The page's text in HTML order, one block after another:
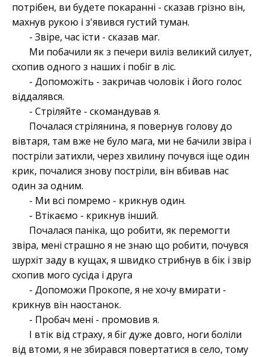
потрібен, ви будете покаранні - сказав грізно він,
махнув рукою і з'явився густий туман.
- Звіре, час їсти - сказав маг.
Ми побачили як з печери виліз великий силует,
схопив одного з наших і побіг в ліс.
- Допоможіть - закричав чоловік і його голос
віддалявся.
- Стріляйте - скомандував я.
Почалася стрілянина, я повернув голову до
вівтаря, там вже не було мага, ми не бачили звіра і
постріли затихли, через хвилину почувся іще один
крик, почалися знову постріли, він вбивав нас
один за одним.
- Ми всі помремо - крикнув один.
- Втікаємо - крикнув інший.
Почалася паніка, що робити, як перемогти
звіра, мені страшно я не знаю що робити, почувся
шурхіт заду в кущах, я швидко стрибнув в бік і звір
схопив мого сусіда і друга
- Допоможи Прокопе, я не хочу вмирати -
крикнув він наостанок.
- Пробач мені - промовив я.
І втік від страху, я біг дуже довго, ноги боліли
від втоми, я не збирався повертатися в село, тому